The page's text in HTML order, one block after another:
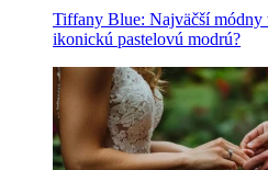
Tiffany Blue: Najväčší
ikonickú pastelovú modrú?